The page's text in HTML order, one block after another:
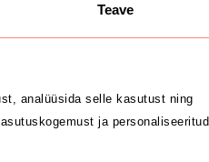
Teave
analüüsida selle kasutust ning
ja personaliseeritud